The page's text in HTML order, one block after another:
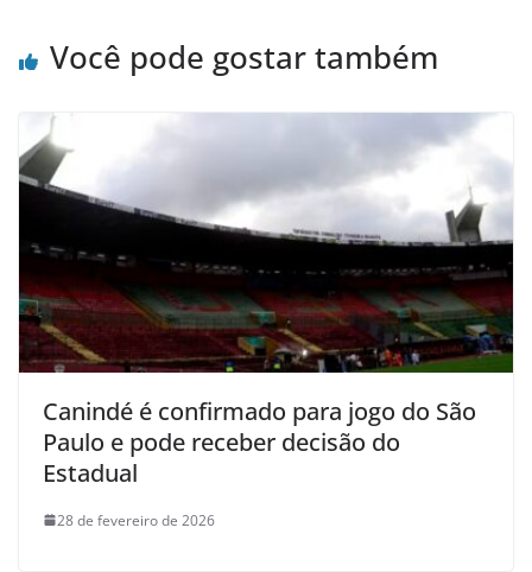
Você pode gostar também
Canindé é confirmado para jogo do São
Paulo e pode receber decisão do
Estadual
28 de fevereiro de 2026